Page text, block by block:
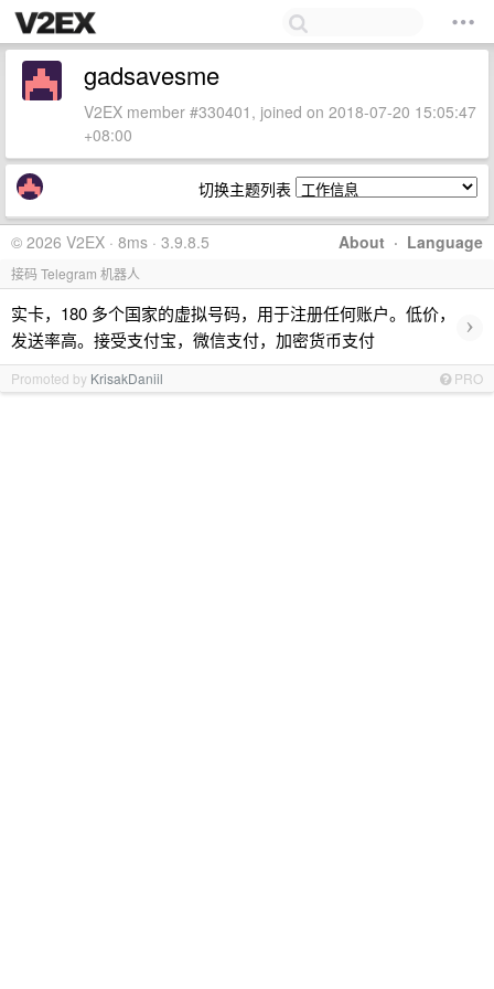
gadsavesme
V2EX member #330401, joined on 2018-07-20 15:05:47
+08:00
切换主题列表
About · Language
© 2026 V2EX · 8ms · 3.9.8.5
接码 Telegram 机器人
实卡，180 多个国家的虚拟号码，用于注册任何账户。低价，
发送率高。接受支付宝，微信支付，加密货币支付
›
Promoted by KrisakDaniil PRO